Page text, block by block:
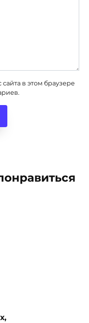
в этом браузере